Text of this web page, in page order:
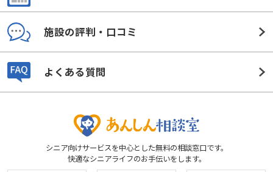
施設の評判・口コミ
よくある質問
シニア向けサービスを中心とした無料の相談窓口です。
快適なシニアライフのお手伝いをします。